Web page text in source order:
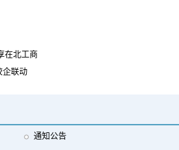
通知公告
在北工商
企联动